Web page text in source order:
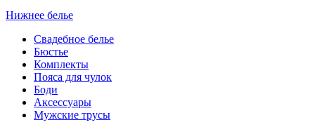
Нижнее белье
Свадебное белье
Бюстье
Комплекты
Пояса для чулок
Боди
Аксессуары
Мужские трусы